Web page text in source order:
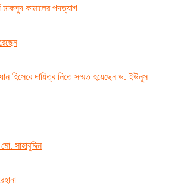
মাকসুদ কামালের পদত্যাগ
হিসেবে দায়িত্ব নিতে সম্মত হয়েছেন ড. ইউনূস
সাহাবুদ্দিন